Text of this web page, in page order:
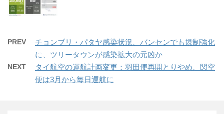
PREV
チョンブリ・パタヤ感染状況、バンセンでも規制強化
に、ツリータウンが感染拡大の元凶か
NEXT
タイ航空の運航計画変更：羽田便再開とりやめ、関空
便は3月から毎日運航に